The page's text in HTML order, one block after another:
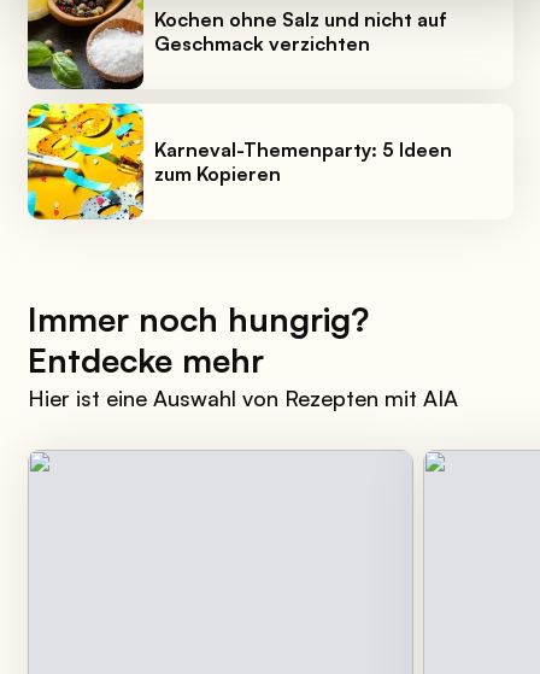
Kochen ohne Salz und nicht auf
Geschmack verzichten
Karneval-Themenparty: 5 Ideen
zum Kopieren
Immer noch hungrig?
Entdecke mehr
Hier ist eine Auswahl von Rezepten mit AIA